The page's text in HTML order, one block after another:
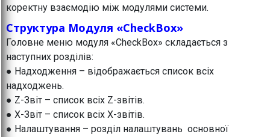
коректну взаємодію між модулями системи.
Структура Модуля «CheckBox»
Головне меню модуля «CheckBox» складається з
наступних розділів:
● Надходження – відображається список всіх
надходжень.
● Z-Звіт – список всіх Z-звітів.
● X-Звіт – список всіх X-звітів.
● Налаштування – розділ налаштувань основної